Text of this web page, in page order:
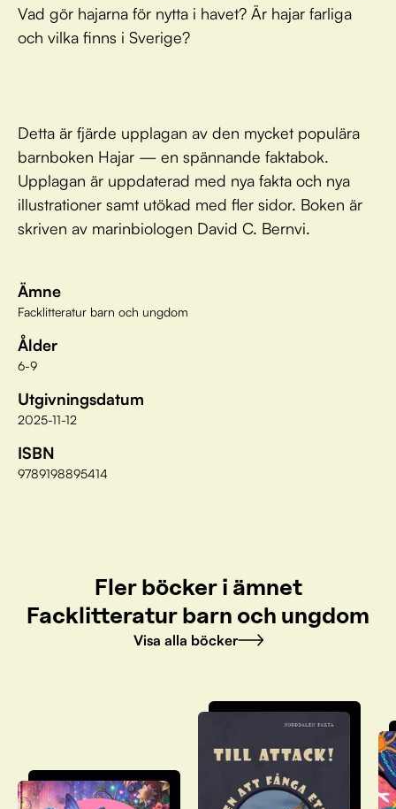
Vad gör hajarna för nytta i havet? Är hajar farliga
och vilka finns i Sverige?
Detta är fjärde upplagan av den mycket populära
barnboken Hajar — en spännande faktabok.
Upplagan är uppdaterad med nya fakta och nya
illustrationer samt utökad med fler sidor. Boken är
skriven av marinbiologen David C. Bernvi.
Ämne
Facklitteratur barn och ungdom
Ålder
6-9
Utgivningsdatum
2025-11-12
ISBN
9789198895414
Fler böcker i ämnet
Facklitteratur barn och ungdom
Visa alla böcker